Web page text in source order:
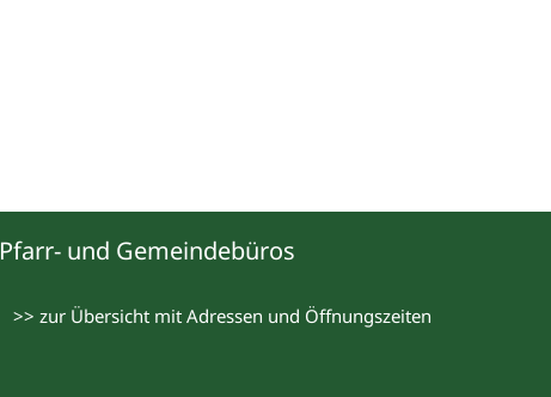
Pfarr- und Gemeindebüros
>> zur Übersicht mit Adressen und Öffnungszeiten